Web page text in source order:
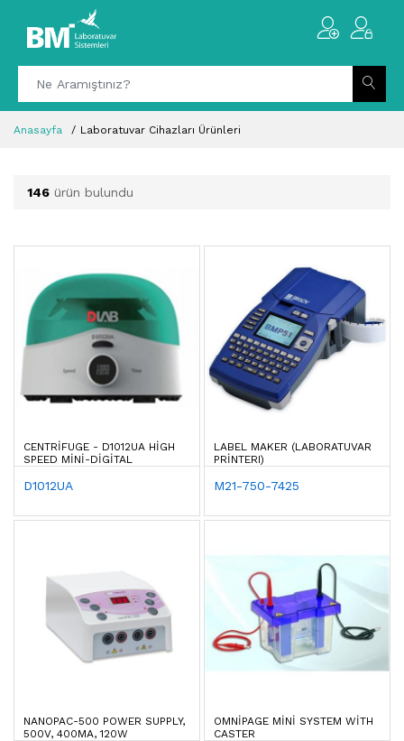
Anasayfa Laboratuvar Cihazları Ürünleri
146 ürün bulundu
CENTRIFUGE - D1012UA HIGH
SPEED MINI-DIGITAL
D1012UA
LABEL MAKER (LABORATUVAR
PRINTERI)
M21-750-7425
NANOPAC-500 POWER SUPPLY,
500V, 400MA, 120W
OMNIPAGE MINI SYSTEM WITH
CASTER